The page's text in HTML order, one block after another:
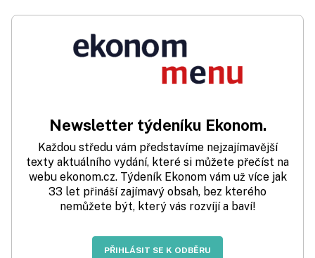
Newsletter týdeníku Ekonom.
Každou středu vám představíme nejzajímavější
texty aktuálního vydání, které si můžete přečíst na
webu ekonom.cz. Týdeník Ekonom vám už více jak
33 let přináší zajímavý obsah, bez kterého
nemůžete být, který vás rozvíjí a baví!
PŘIHLÁSIT SE K ODBĚRU